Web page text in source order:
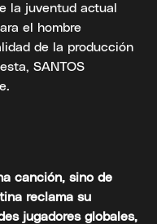
la juventud actual
el hombre
de la producción
SANTOS
canción, sino de
reclama su
jugadores globales,